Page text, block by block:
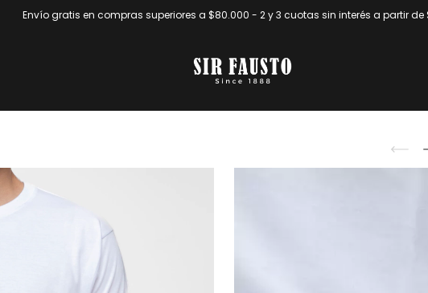
Envío gratis en compras superiores a $80.000 - 2 y 3 cuotas sin interés a partir de